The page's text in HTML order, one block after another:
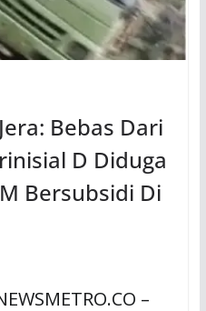
Bebas Dari
D Diduga
Bersubsidi Di
–